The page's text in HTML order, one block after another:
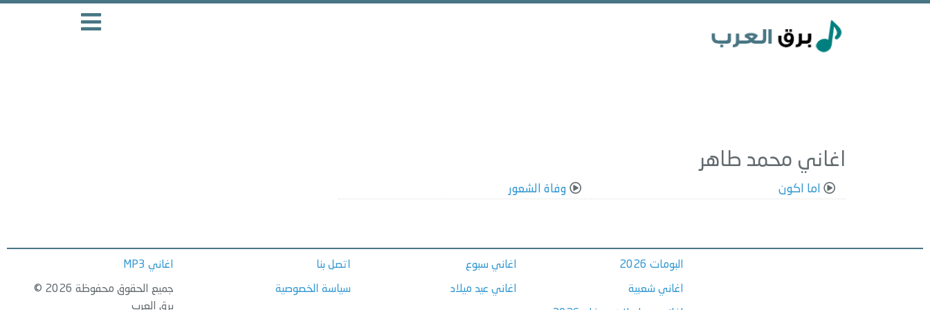
اغاني محمد طاهر
اما اكون وفاة الشعور
البومات 2026
اغاني شعبية
اغاني سبوع
اغاني عيد ميلاد
اتصل بنا
سياسة الخصوصية
اغاني MP3
جميع الحقوق محفوظة 2026 ©
برق العرب